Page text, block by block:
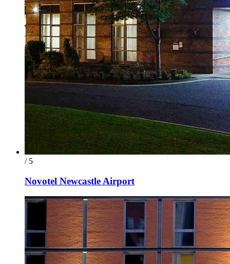
/ 5
Novotel Newcastle Airport